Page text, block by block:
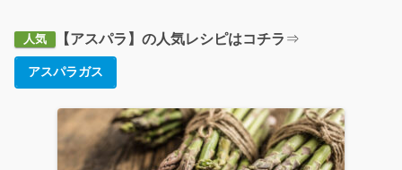
人気 【アスパラ】の人気レシピはコチラ ⇒
アスパラガス